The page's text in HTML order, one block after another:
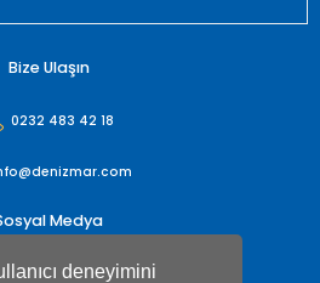
deneyimini
Bize Ulaşın
0232 483 42 18
Medya